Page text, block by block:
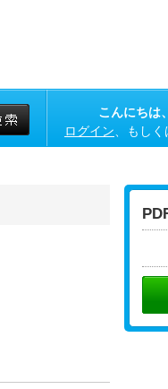
こんにちは
ログイン 、もしく